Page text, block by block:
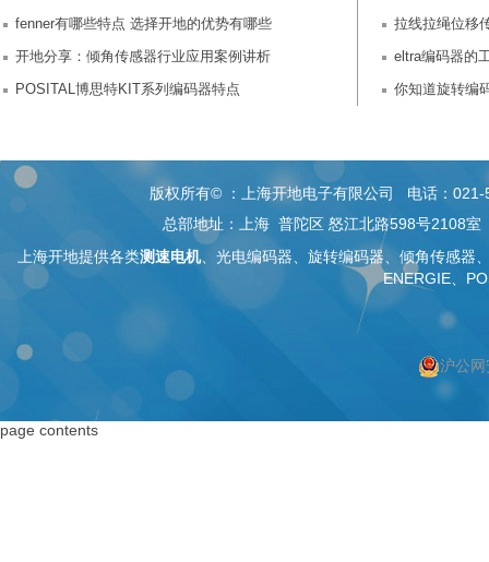
fenner有哪些特点 选择开地的优势有哪些
拉线拉绳位移
开地分享：倾角传感器行业应用案例讲析
eltra编码器的
POSITAL博思特KIT系列编码器特点
你知道旋转编
版权所有© ：上海开地电子有限公司 电话：
总部地址：上海 普陀区 怒江北路598号2108室
上海开地提供各类测速电机、 光电编码器 、旋转编码器、 倾角传感器
ENERGIE、
沪公
page contents